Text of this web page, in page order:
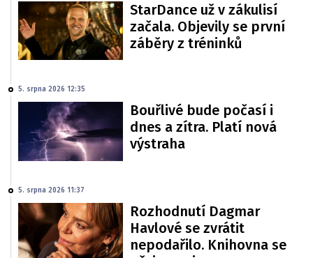
StarDance už v zákulisí
začala. Objevily se první
záběry z tréninků
5. srpna 2026 12:35
Bouřlivé bude počasí i
dnes a zítra. Platí nová
výstraha
5. srpna 2026 11:37
Rozhodnutí Dagmar
Havlové se zvrátit
nepodařilo. Knihovna se